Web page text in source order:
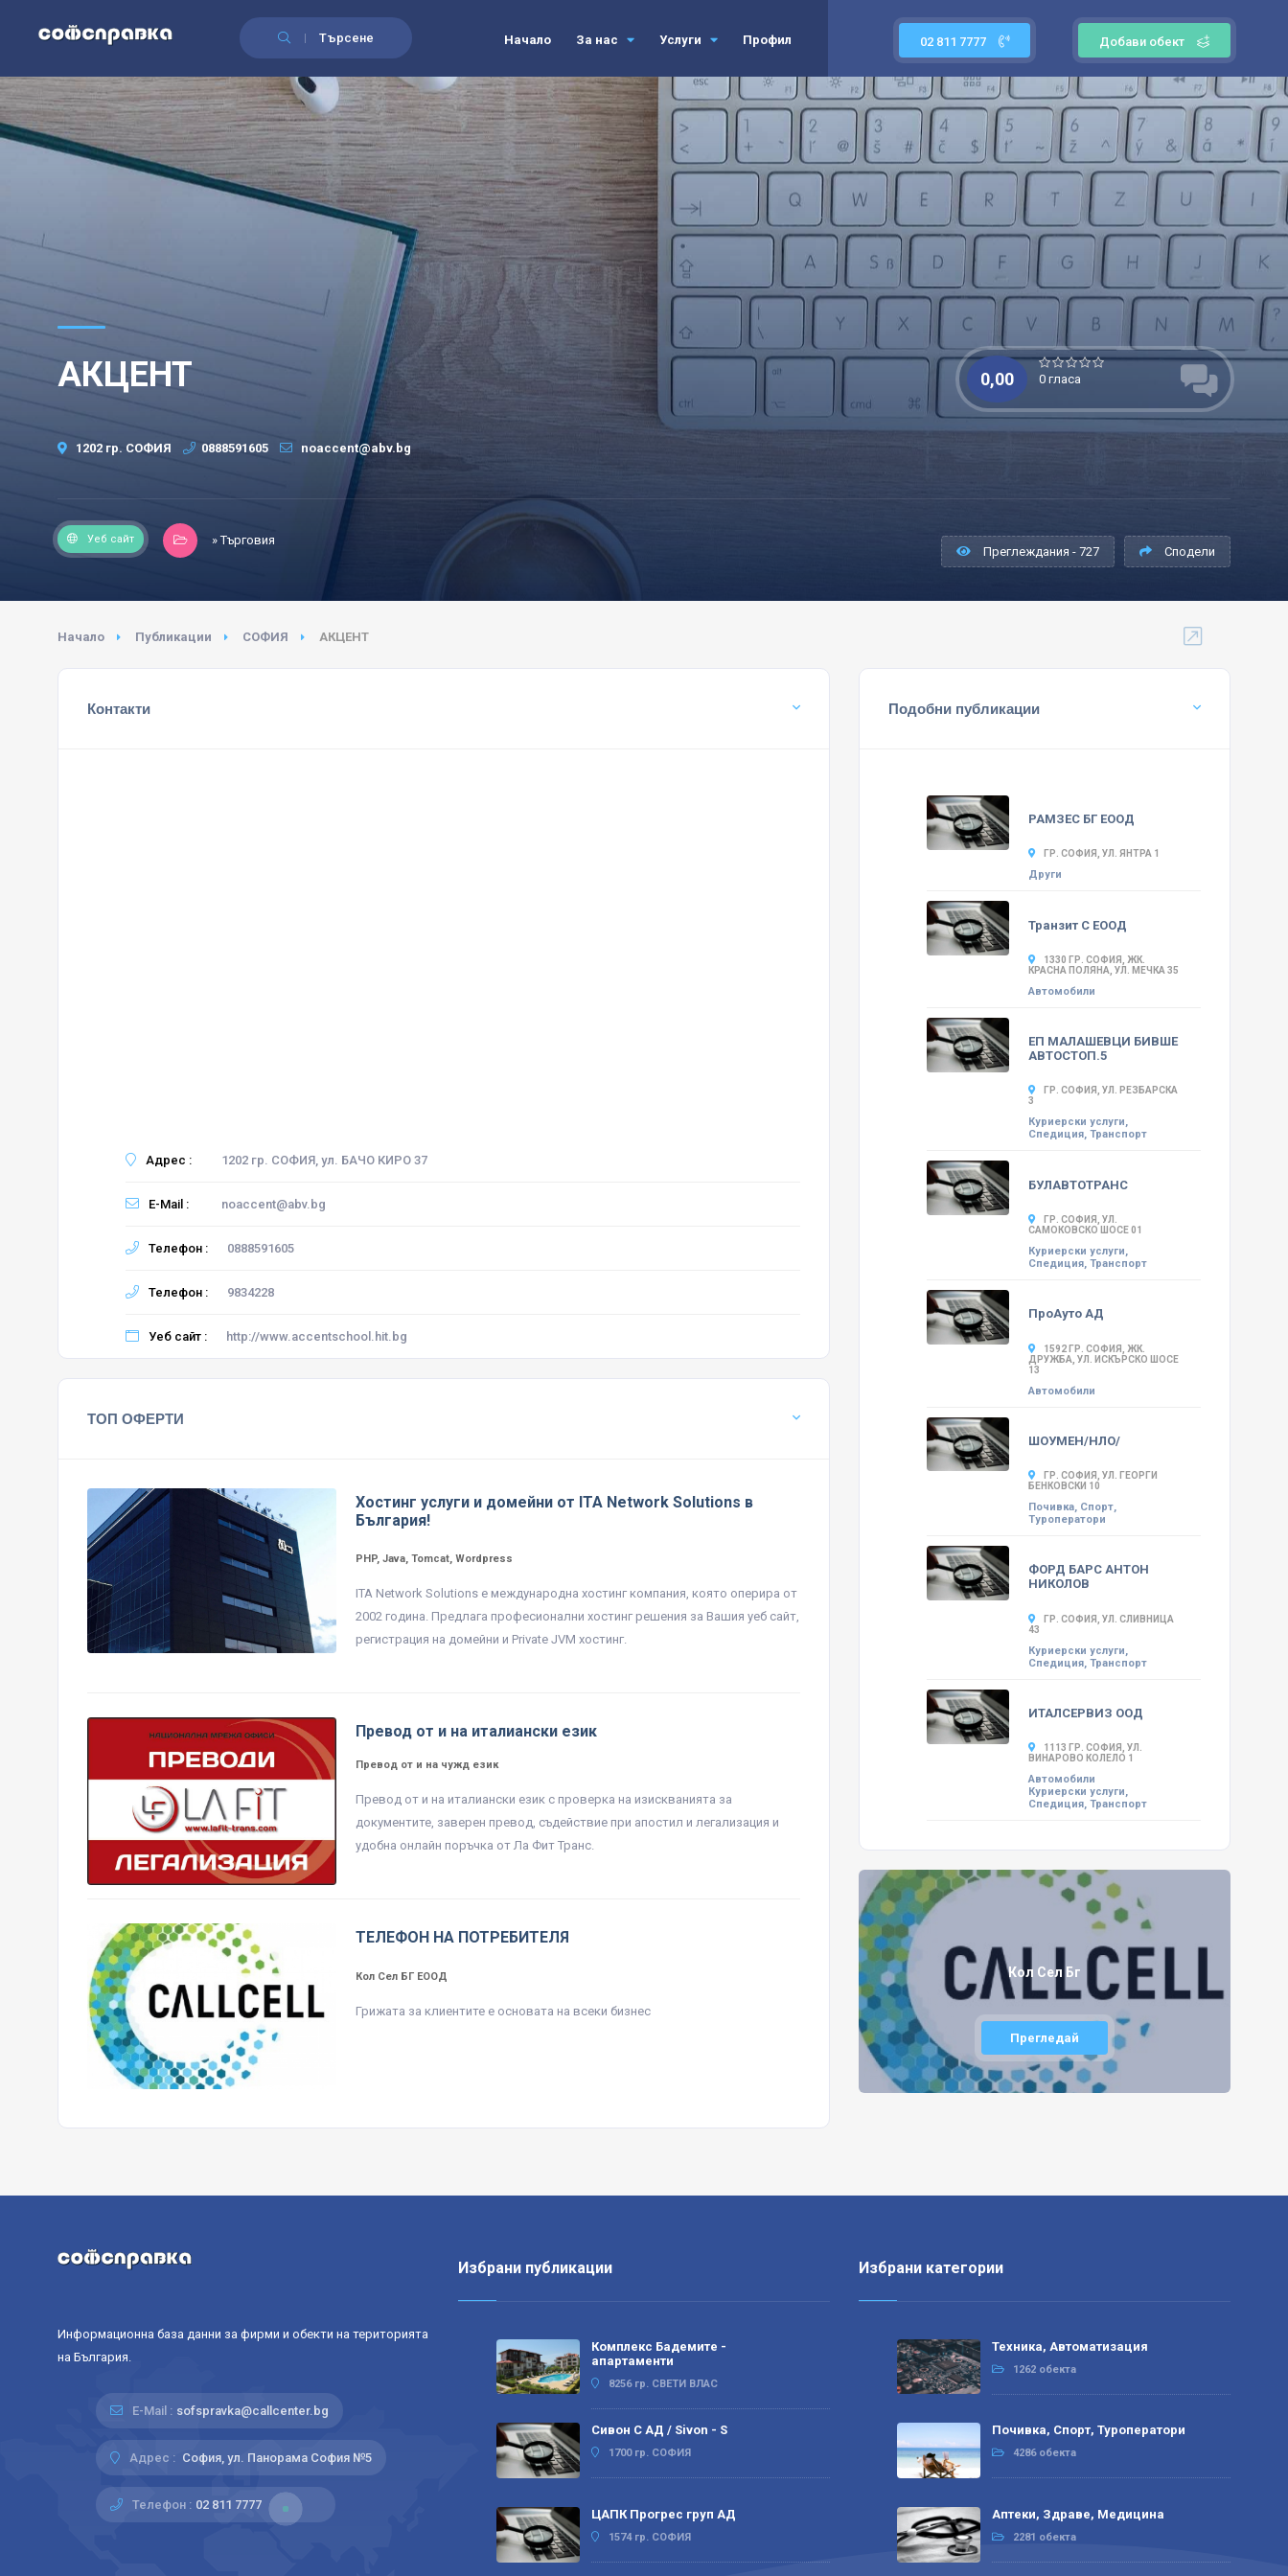
Търсене Добави обект
02 811 7777
Начало За нас Услуги Профил
АКЦЕНТ
1202 гр. СОФИЯ 0888591605 noaccent@abv.bg
0,00 0 гласа
Уеб сайт
» Търговия
Преглеждания - 727
Сподели
Начало Публикации СОФИЯ АКЦЕНТ
Контакти
Адрес : 1202 гр. СОФИЯ, ул. БАЧО КИРО 37
E-Mail : noaccent@abv.bg
Телефон : 0888591605
Телефон : 9834228
Уеб сайт : http://www.accentschool.hit.bg
ТОП ОФЕРТИ
Хостинг услуги и домейни от ITA Network Solutions в
България!
PHP, Java, Tomcat, Wordpress
ITA Network Solutions е международна хостинг компания, която оперира от
2002 година. Предлага професионални хостинг решения за Вашия уеб сайт,
регистрация на домейни и Private JVM хостинг.
Превод от и на италиански език
Превод от и на чужд език
Превод от и на италиански език с проверка на изискванията за
документите, заверен превод, съдействие при апостил и легализация и
удобна онлайн поръчка от Ла Фит Транс.
ТЕЛЕФОН НА ПОТРЕБИТЕЛЯ
Кол Сел БГ ЕООД
Грижата за клиентите е основата на всеки бизнес
Подобни публикации
РАМЗЕС БГ ЕООД
ГР. СОФИЯ, УЛ. ЯНТРА 1
Други
Транзит С ЕООД
1330 ГР. СОФИЯ, ЖК.
КРАСНА ПОЛЯНА, УЛ. МЕЧКА 35
Автомобили
ЕП МАЛАШЕВЦИ БИВШЕ
АВТОСТОП.5
ГР. СОФИЯ, УЛ. РЕЗБАРСКА
3
Куриерски услуги,
Спедиция, Транспорт
БУЛАВТОТРАНС
ГР. СОФИЯ, УЛ.
САМОКОВСКО ШОСЕ 01
Куриерски услуги,
Спедиция, Транспорт
ПроАуто АД
1592 ГР. СОФИЯ, ЖК.
ДРУЖБА, УЛ. ИСКЪРСКО ШОСЕ
13
Автомобили
ШОУМЕН/НЛО/
ГР. СОФИЯ, УЛ. ГЕОРГИ
БЕНКОВСКИ 10
Почивка, Спорт,
Туроператори
ФОРД БАРС АНТОН
НИКОЛОВ
ГР. СОФИЯ, УЛ. СЛИВНИЦА
43
Куриерски услуги,
Спедиция, Транспорт
ИТАЛСЕРВИЗ ООД
1113 ГР. СОФИЯ, УЛ.
ВИНАРОВО КОЛЕЛО 1
Автомобили
Куриерски услуги,
Спедиция, Транспорт
Кол Сел Бг
Прегледай
Информационна база данни за фирми и обекти на територията
на България.
E-Mail : sofspravka@callcenter.bg
Адрес : София, ул. Панорама София №5
Телефон : 02 811 7777
Избрани публикации
Комплекс Бадемите -
апартаменти
8256 гр. СВЕТИ ВЛАС
Сивон С АД / Sivon - S
1700 гр. СОФИЯ
ЦАПК Прогрес груп АД
1574 гр. СОФИЯ
Избрани категории
Техника, Автоматизация
1262 обекта
Почивка, Спорт, Туроператори
4286 обекта
Аптеки, Здраве, Медицина
2281 обекта